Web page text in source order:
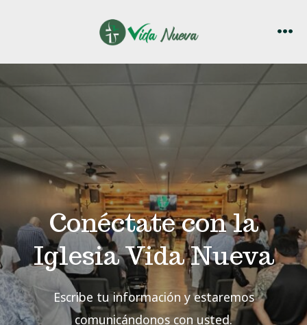
Conéctate con la
Iglesia Vida Nueva
Escribe tu información y estaremos
comunicándonos con usted.